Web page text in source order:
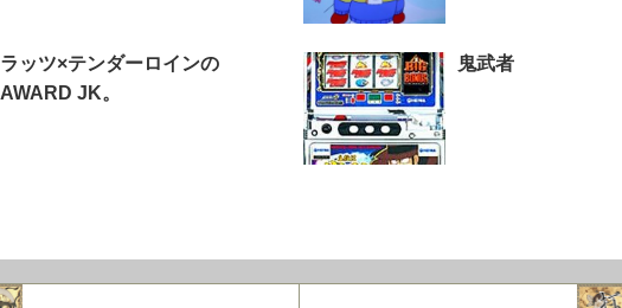
ラッツ×テンダーロインの
AWARD JK。
鬼武者